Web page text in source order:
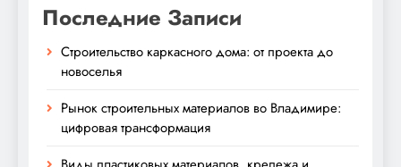
Последние Записи
Строительство каркасного дома: от проекта до
новоселья
Рынок строительных материалов во Владимире:
цифровая трансформация